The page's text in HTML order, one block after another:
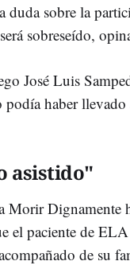
sobre la
sobreseído,
José Luis
haber
asistido"
Morir Dignamente
el paciente de
de su